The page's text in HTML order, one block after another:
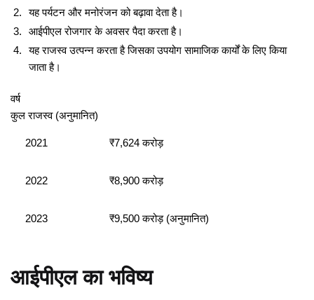
यह पर्यटन और मनोरंजन को बढ़ावा देता है।
आईपीएल रोजगार के अवसर पैदा करता है।
यह राजस्व उत्पन्न करता है जिसका उपयोग सामाजिक कार्यों के लिए किया
जाता है।
वर्ष
कुल राजस्व (अनुमानित)
2021 ₹7,624 करोड़
2022 ₹8,900 करोड़
2023 ₹9,500 करोड़ (अनुमानित)
आईपीएल का भविष्य